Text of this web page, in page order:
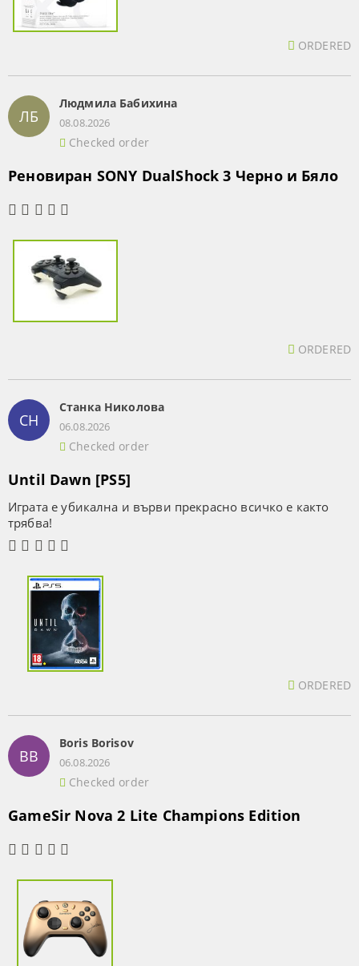
ORDERED
ЛБ
Людмила Бабихина
08.08.2026
Checked order
Реновиран SONY DualShock 3 Черно и Бяло
ORDERED
СН
Станка Николова
06.08.2026
Checked order
Until Dawn [PS5]
Играта е убикална и върви прекрасно всичко е както
трябва!
ORDERED
BB
Boris Borisov
06.08.2026
Checked order
GameSir Nova 2 Lite Champions Edition